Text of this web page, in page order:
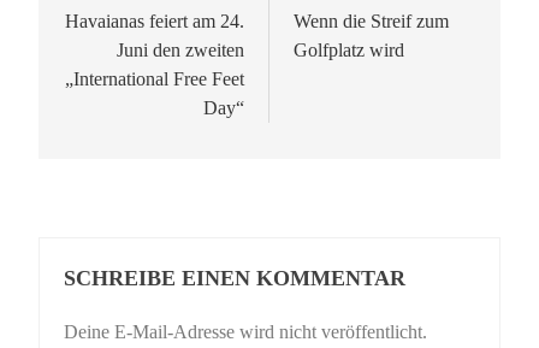
Havaianas feiert am 24.
Juni den zweiten
„International Free Feet
Day“
Wenn die Streif zum
Golfplatz wird
SCHREIBE EINEN KOMMENTAR
Deine E-Mail-Adresse wird nicht veröffentlicht.